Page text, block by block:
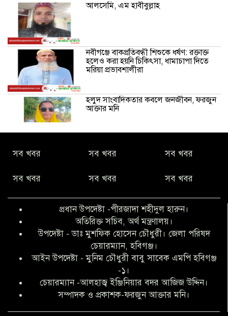
আলসেমি, এম হাবীবুল্লাহ
নবীগঞ্জে বাকপ্রতিবন্ধী শিশুকে ধর্ষণ: রক্তাক্ত
হলেও করা হয়নি চিকিৎসা, ধামাচাপা দিতে
মরিয়া প্রভাবশালীরা
হলুদ সাংবাদিকতার কবলে জনজীবন, ফরজুন
আক্তার মনি
কিবরিয়া
বৃত্তি পরীক্ষার সুযোগ করে দিলেন প্রধান শিক্ষক
ফারুক মাস্টার
আব্দুল হক তালুকদার ফাউন্ডেশন মানবতার
শিকড় ছুঁই ছুঁই,ফরজুন আক্তার মনি
সিলেট রেঞ্জের শ্রেষ্ঠ ওসি নির্বাচিত হলেন
নবীগঞ্জ থানার ওসি মোনায়েম
সব খবর সব খবর সব খবর
সব খবর সব খবর সব খবর
প্রধান উপদেষ্টা -পীরজাদা শহীদুল হারুন।
অতিরিক্ত সচিব, অর্থ মন্ত্রণালয়।
উপদেষ্টা - ডাঃ মুশফিক হোসেন চৌধুরী। জেলা পরিষদ
চেয়ারম্যান, হবিগঞ্জ।
আইন উপদেষ্টা - মুনিম চৌধুরী বাবু সাবেক এমপি হবিগঞ্জ
-১।
চেয়ারম্যান -আলহাজ্ব ইঞ্জিনিয়ার বদর আজিজ উদ্দিন।
সম্পাদক ও প্রকাশক-ফরজুন আক্তার মনি।